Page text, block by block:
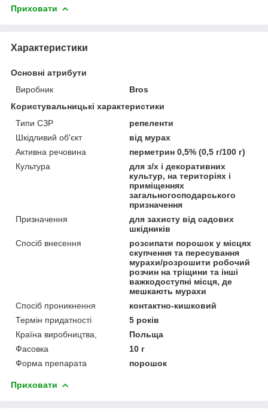
Приховати
Характеристики
Основні атрибути
Виробник
Bros
Користувальницькі характеристики
Типи СЗР
репеленти
Шкідливий об'єкт
від мурах
Активна речовина
перметрин 0,5% (0,5 г/100 г)
Культура
для з/х і декоративних
культур, на територіях і
приміщеннях
загальногосподарського
призначення
Призначення
для захисту від садових
шкідників
Спосіб внесення
розсипати порошок у місцях
скупчення та пересування
мурахи/розрошити робочий
розчин на тріщини та інші
важкодоступні місця, де
мешкають мурахи
Спосіб проникнення
контактно-кишковий
Термін придатності
5 років
Країна виробництва,
Польща
Фасовка
10 г
Форма препарата
порошок
Приховати